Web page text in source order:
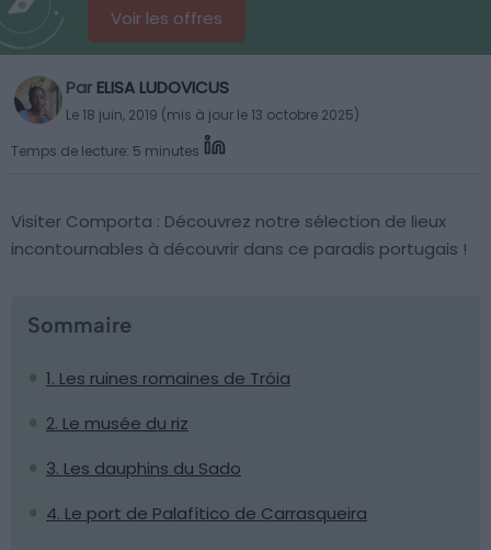
Voir les offres
Par ELISA LUDOVICUS
Le 18 juin, 2019 (mis à jour le 13 octobre 2025)
Temps de lecture: 5 minutes
Visiter Comporta : Découvrez notre sélection de lieux
incontournables à découvrir dans ce paradis portugais !
Sommaire
1. Les ruines romaines de Tróia
2. Le musée du riz
3. Les dauphins du Sado
4. Le port de Palafítico de Carrasqueira